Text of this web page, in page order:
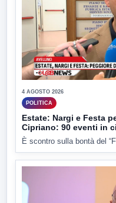
4 AGOSTO 2026
POLITICA
Estate: Nargi e Festa
Cipriano: 90 eventi in
È scontro sulla bontà del